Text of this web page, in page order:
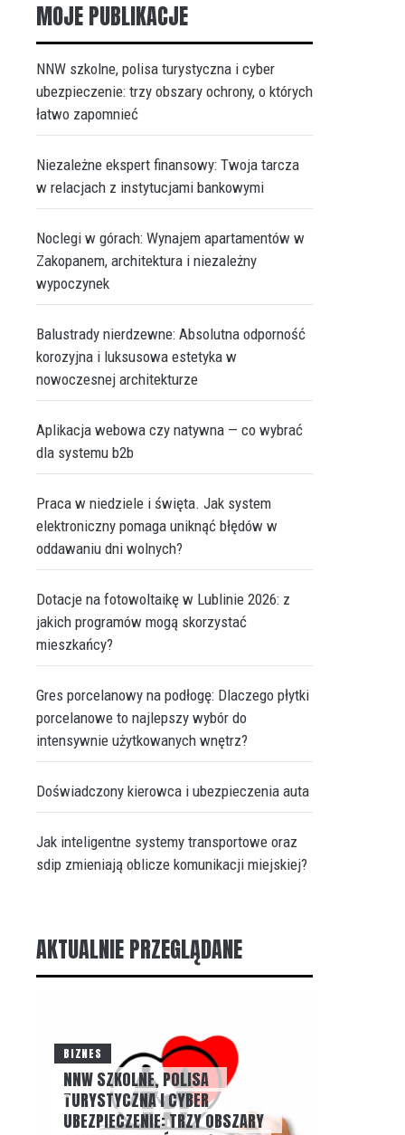
MOJE PUBLIKACJE
NNW szkolne, polisa turystyczna i cyber
ubezpieczenie: trzy obszary ochrony, o których
łatwo zapomnieć
Niezależne ekspert finansowy: Twoja tarcza
w relacjach z instytucjami bankowymi
Noclegi w górach: Wynajem apartamentów w
Zakopanem, architektura i niezależny
wypoczynek
Balustrady nierdzewne: Absolutna odporność
korozyjna i luksusowa estetyka w
nowoczesnej architekturze
Aplikacja webowa czy natywna — co wybrać
dla systemu b2b
Praca w niedziele i święta. Jak system
elektroniczny pomaga uniknąć błędów w
oddawaniu dni wolnych?
Dotacje na fotowoltaikę w Lublinie 2026: z
jakich programów mogą skorzystać
mieszkańcy?
Gres porcelanowy na podłogę: Dlaczego płytki
porcelanowe to najlepszy wybór do
intensywnie użytkowanych wnętrz?
Doświadczony kierowca i ubezpieczenia auta
Jak inteligentne systemy transportowe oraz
sdip zmieniają oblicze komunikacji miejskiej?
AKTUALNIE PRZEGLĄDANE
BIZNES
NNW SZKOLNE, POLISA
TURYSTYCZNA I CYBER
UBEZPIECZENIE: TRZY OBSZARY